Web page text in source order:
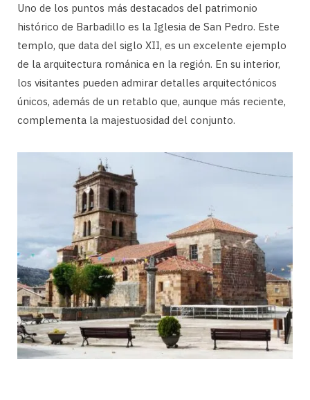
Uno de los puntos más destacados del patrimonio
histórico de Barbadillo es la Iglesia de San Pedro. Este
templo, que data del siglo XII, es un excelente ejemplo
de la arquitectura románica en la región. En su interior,
los visitantes pueden admirar detalles arquitectónicos
únicos, además de un retablo que, aunque más reciente,
complementa la majestuosidad del conjunto.